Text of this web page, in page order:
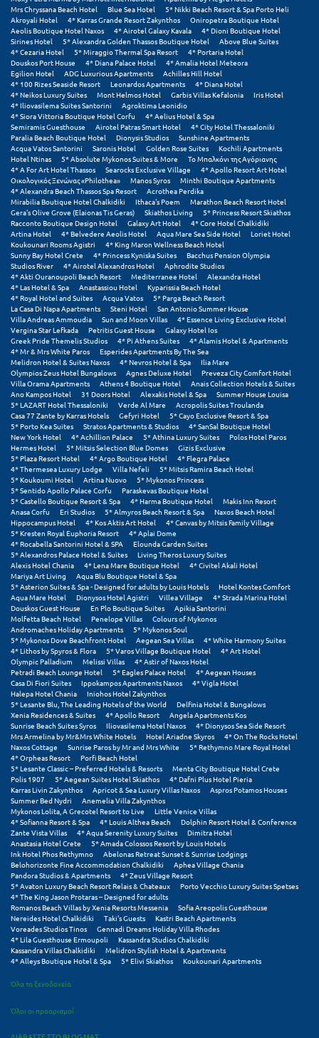
Παραλία Λιτοχώρου
Παράλιο Άστρος
Πάργα
Παρνασσός
Πάρος
Πάτμος
Πάτρα
Παύλιανη
Πειραιάς
Πελοπόννησος
Πήλιο
Πιερία
Πλαταμώνας
Πλύτρα Λακωνίας
Πόρος
Πόρτο Χέλι
Πρέβεζα
Πύλος
Πύργος
Ρ
Ρέθυμνο
Ρίο
Ρόδος
Σ
Σαλαμίνα
Σαμοθράκη
Σάμος
Σαντορίνη
Σέριφος
Σέρρες
Σιθωνία
Σίκινος
Σίφνος
Σκαφιδιά Ηλείας
Σκιάθος
Mrs Chryssana Beach Hotel
Blue Sea Hotel
5* Nikki Beach Resort & Spa Porto Heli
Akroyali Hotel
4* Karras Grande Resort Zakynthos
Oniropetra Boutique Hotel
Aeolis Boutique Hotel Naxos
4* Airotel Galaxy Kavala
4* Dioni Boutique Hotel
Sirines Hotel
5* Alexandra Golden Thassos Boutique Hotel
Above Blue Suites
4* Cezaria Hotel
5* Miraggio Thermal Spa Resort
4* Portaria Hotel
Douskos Port House
4* Diana Palace Hotel
4* Amalia Hotel Meteora
Egilion Hotel
ADG Luxurious Apartments
Achilles Hill Hotel
4* 100 Rizes Seaside Resort
Leonardos Apartments
4* Diana Hotel
4* Neikos Luxury Suites
Mont Helmos Hotel Garbis Villas Kefalonia
Iris Hotel
4* Iliovasilema Suites Santorini
Agroktima Leonidio
4* Siora Vittoria Boutique Hotel Corfu
4* Aelius Hotel & Spa
Semiramis Guesthouse
Airotel Patras Smart Hotel
4* City Hotel Thessaloniki
Paralia Beach Boutique Hotel
Dionysis Studios
Sunshine Apartments
Acqua Vatos Santorini
Saronis Hotel Golden Rose Suites
Kochili Apartments
Hotel Ntinas
5* Absolute Mykonos Suites & More
Το Μπαλκόνι της Αγόριανης
4* A For Art Hotel Thassos
Searocks Exclusive Village
4* Apollo Resort Art Hotel
Οικολογικός Ξενώνας «Philothea»
Manos Syros
Minthi Boutique Apartments
4* Alexandra Beach Thassos Spa Resort
Acrothea Perdika
Mirabilia Boutique Hotel Chalkidiki
Ithaca's Poem
Marathon Beach Resort Hotel
Gera's Olive Grove (Elaionas Tis Geras)
Skiathos Living
5* Princess Resort Skiathos
Racconto Boutique Design Hotel
Galaxy Art Hotel
4* Core Hotel Chalkidiki
Artina Hotel
4* Belvedere Aeolis Hotel Aqua Mare Sea Side Hotel
Loriet Hotel
Koukounari Rooms Agistri
4* King Maron Wellness Beach Hotel
Sunny Bay Hotel Crete
4* Princess Kyniska Suites
Bacchus Pension Olympia
Studios River
4* Airotel Alexandros Hotel
Aphrodite Studios
4* Akti Ouranoupoli Beach Resort
Mediterranee Hotel
Alexandra Hotel
4* Las Hotel & Spa
Anastassiou Hotel
Kyparissia Beach Hotel
4* Royal Hotel and Suites
Acqua Vatos
5* Parga Beach Resort
La Casa Di Napa Apartments
Steni Hotel
San Antonio Summer House
Villa Andreas Ammoudia
Sun and Moon Villas
4* Essence Living Exclusive Hotel
Vergina Star Lefkada
Petritis Guest House
Galaxy Hotel Ios
Greek Pride Themelis Studios
4* Pi Athens Suites
4* Alamis Hotel & Apartments
4* Mr & Mrs White Paros
Esperides Apartments By The Sea
Melidron Hotel & Suites Naxos
4* Nevros Hotel & Spa
Ilia Mare
Olympios Zeus Hotel Bungalows
Agnes Deluxe Hotel
Preveza City Comfort Hotel
Villa Orama Apartments
Athens 4 Boutique Hotel
Anais Collection Hotels & Suites
Ano Kampos Hotel
31 Doors Hotel Alexakis Hotel & Spa
Summer House Louisa
5* LAZART Hotel Thessaloniki
Verde Al Mare
Acropolis Suites Troulanda
Casa 77 Zante by Karras Hotels
Gefyri Hotel
5* Cayo Exclusive Resort & Spa
5* Porto Kea Suites
Stratos Apartments & Studios
4* SanSal Boutique Hotel
New York Hotel
4* Achillion Palace 5* Athina Luxury Suites
Polos Hotel Paros
Hermes Hotel
5* Mitsis Selection Blue Domes
Gizis Exclusive
5* Plaza Resort Hotel
4* Argo Boutique Hotel
4* Flegra Palace
4* Thermesea Luxury Lodge
Villa Nefeli
5* Mitsis Ramira Beach Hotel
5* Koukoumi Hotel
Artina Nuovo
5* Mykonos Princess
5* Sentido Apollo Palace Corfu
Paraskevas Boutique Hotel
5* Castello Boutique Resort & Spa
4* Harma Boutique Hotel
Makis Inn Resort
Anasa Corfu
Eri Studios 5* Almyros Beach Resort & Spa
Naxos Beach Hotel
Hippocampus Hotel
4* Kos Aktis Art Hotel
4* Canvas by Mitsis Family Village
5* Kresten Royal Euphoria Resort
4* Aplai Dome
4* Rocabella Santorini Hotel & SPA
Elounda Garden Suites
5* Alexandros Palace Hotel & Suites
Living Theros Luxury Suites
Alexis Hotel Chania
4* Lena Mare Boutique Hotel
4* Civitel Akali Hotel
Mariya Art Living
Aqua Blu Boutique Hotel & Spa
5* Asterion Suites & Spa - Designed for adults by Louis Hotels
Hotel Kontes Comfort
Aqua Mare Hotel
Dionysos Hotel Agistri Villea Village
4* Strada Marina Hotel
Douskos Guest House
En Plo Boutique Suites
Apikia Santorini
Molfetta Beach Hotel
Penelope Villas
Colours of Mykonos
Andromaches Holiday Apartments
5* Mykonos Soul
5* Mykonos Dove Beachfront Hotel
Aegean Sea Villas
4* White Harmony Suites
4* Lithos by Spyros & Flora
5* Varos Village Boutique Hotel
4* Art Hotel
Olympic Palladium
Melissi Villas
4* Astir of Naxos Hotel
Petradi Beach Lounge Hotel
5* Eagles Palace Hotel
4* Aegean Houses
Casa Di Fiori Suites
Ippokampos Apartments Naxos
4* Vigla Hotel
Halepa Hotel Chania
Iniohos Hotel Zakynthos
5* Lesante Blu, The Leading Hotels of the World
Delfinia Hotel & Bungalows
Xenia Residences & Suites
4* Apollo Resort
Angela Apartments Kos
Sunrise Beach Suites Syros
Iliovasilema Hotel Naxos
4* Dionysos Sea Side Resort
Mrs Armelina by Mr&Mrs White Hotels
Hotel Ariadne Skyros
4* On The Rocks Hotel
Naxos Cottage
Sunrise Paros by Mr and Mrs White
5* Rethymno Mare Royal Hotel
4* Orpheas Resort
Porfi Beach Hotel
5* Lesante Classic – Preferred Hotels & Resorts
Menta City Boutique Hotel Crete
Polis 1907
5* Aegean Suites Hotel Skiathos
4* Dafni Plus Hotel Pieria
Karras Livin Zakynthos
Apricot & Sea Luxury Villas Naxos
Aspros Potamos Houses
Summer Bed Nydri
Anemelia Villa Zakynthos
Mykonos Lolita, A Grecotel Resort to Live
Little Venice Villas
4* Sofianna Resort & Spa
4* Louis Althea Beach
Dolphin Resort Hotel & Conference
Zante Vista Villas
4* Aqua Serenity Luxury Suites
Dimitra Hotel
Anastasia Hotel Crete
5* Amada Colossos Resort by Louis Hotels
Ink Hotel Phos Rethymno
Abelonas Retreat Sunset & Sunrise Lodgings
Belohorizonte Fine Accommodation Chalkidiki
Aphea Village Chania
Pandora Studios & Apartments
4* Zeus Village Resort
5* Avaton Luxury Beach Resort Relais & Chateaux
Porto Vecchio Luxury Suites Spetses
4* The King Jason Protaras – Designed for adults
Romanos Beach Villas by Xenia Resorts Messenia
Sofia Areopolis Guesthouse
Nereides Hotel Chalkidiki
Taki's Guests
Kastri Beach Apartments
Voreades Studios Tinos
Gennadi Dreams Holiday Villa Rhodes
4* Lila Guesthouse Ermoupoli
Kassandra Studios Chalkidiki
Kassandra Villas Chalkidiki
Melidron Stylish Hotel & Apartments
4* Alleys Boutique Hotel & Spa
5* Elivi Skiathos Koukounari Apartments
Όλα τα ξενοδοχεία
Όλοι οι προορισμοί